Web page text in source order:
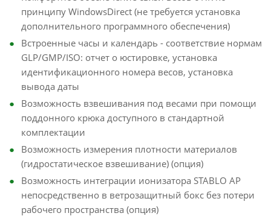
принципу WindowsDirect (не требуется установка
дополнительного программного обеспечения)
Встроенные часы и календарь - соответствие нормам
GLP/GMP/ISO: отчет о юстировке, установка
идентификационного номера весов, установка
вывода даты
Возможность взвешивания под весами при помощи
поддонного крюка доступного в стандартной
комплектации
Возможность измерения плотности материалов
(гидростатическое взвешивание) (опция)
Возможность интеграции ионизатора STABLO AP
непосредственно в ветрозащитный бокс без потери
рабочего пространства (опция)